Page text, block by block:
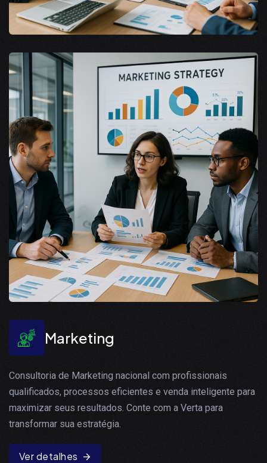
Marketing
Consultoria de Marketing nacional com profissionais
qualificados, processos eficientes e venda inteligente para
maximizar seus resultados. Conte com a Verta para
transformar sua estratégia.
Ver detalhes